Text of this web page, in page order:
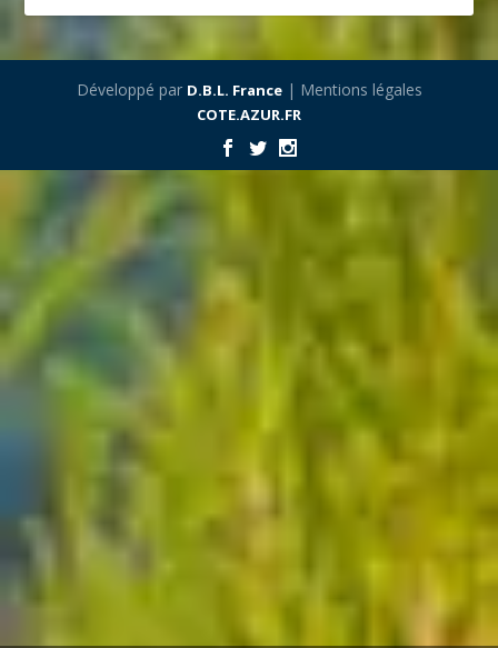
Développé par D.B.L. France| Mentions légales
COTE.AZUR.FR